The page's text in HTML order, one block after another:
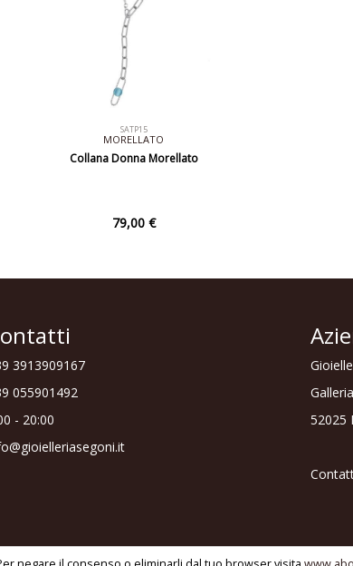
SATP15
MORELLATO
Collana Donna Morellato
79,00 €
3913909167
055901492
- 20:00
52025
Privacy policy - Powered by www.softwaregioielleria.it